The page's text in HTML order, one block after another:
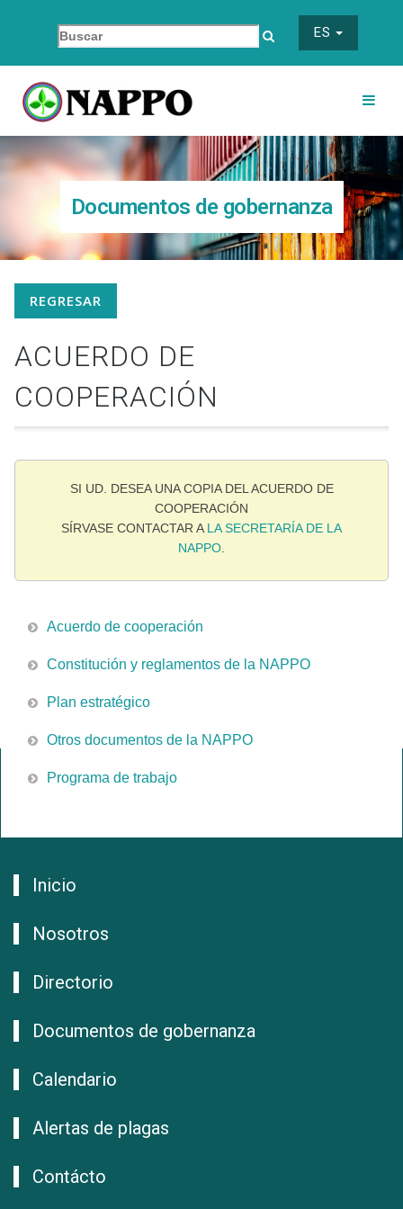
ES
Documentos de gobernanza
REGRESAR
ACUERDO DE
COOPERACIÓN
SI UD. DESEA UNA COPIA DEL ACUERDO DE
COOPERACIÓN
SÍRVASE CONTACTAR A LA SECRETARÍA DE LA
NAPPO
Acuerdo de cooperación
Constitución y reglamentos de la NAPPO
Plan estratégico
Otros documentos de la NAPPO
Programa de trabajo
Inicio
Nosotros
Directorio
Documentos de gobernanza
Calendario
Alertas de plagas
Contácto